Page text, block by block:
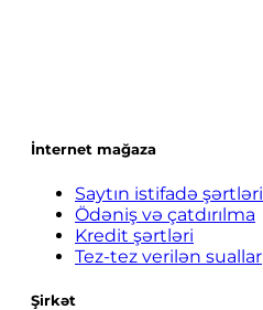
İnternet mağaza
Saytın istifadə şərtləri
Ödəniş və çatdırılma
Kredit şərtləri
Tez-tez verilən suallar
Şirkət